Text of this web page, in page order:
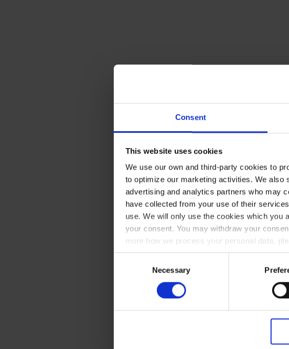
Consent
This website uses cookies
We use our own and third-party cookies to
to optimize our marketing activities. We also
advertising and analytics partners who may
have collected from your use of their
use. We will only use the cookies which you
your consent. You may withdraw your
more how we process your personal data,
Necessary